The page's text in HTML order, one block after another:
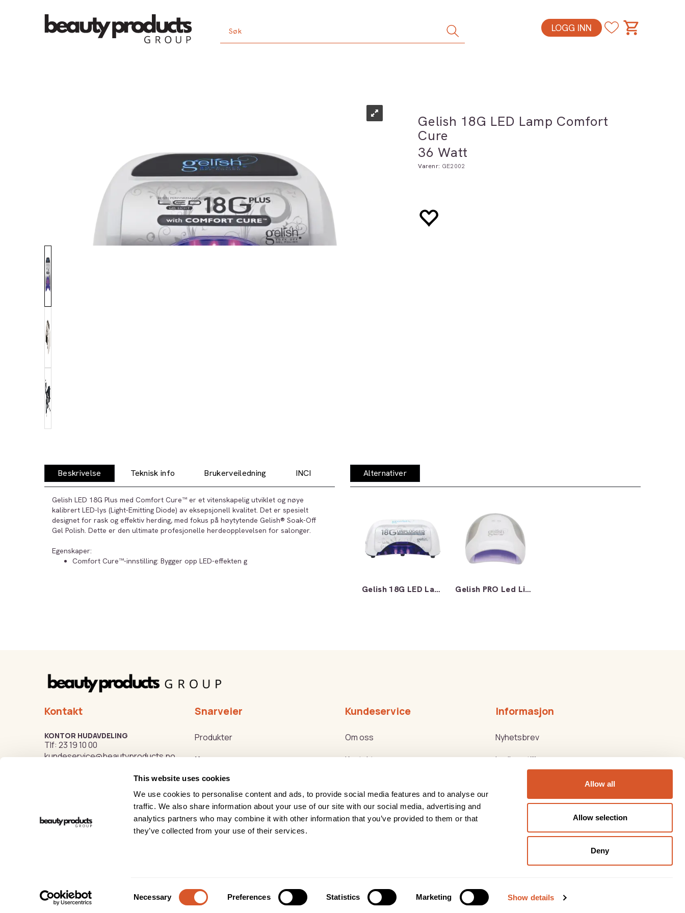
This website uses cookies
We use cookies to personalise content and ads, to provide social media features and to analyse our
traffic. We also share information about your use of our site with our social media, advertising and
analytics partners who may combine it with other information that you’ve provided to them or that
they’ve collected from your use of their services.
Necessary Preferences Statistics Marketing Show details
Allow all
Allow selection
Deny
LOGG INN
Gelish 18G LED Lamp Comfort
Cure
36 Watt
Varenr: GE2002
Beskrivelse Teknisk info Brukerveiledning INCI
Gelish LED 18G Plus med Comfort Cure™ er et vitenskapelig utviklet og nøye
kalibrert LED-lys (Light-Emitting Diode) av eksepsjonell kvalitet. Det er spesielt
designet for rask og effektiv herding, med fokus på høytytende Gelish® Soak-Off
Gel Polish. Dette er den ultimate profesjonelle herdeopplevelsen for salonger.
Egenskaper:
Comfort Cure™-innstilling: Bygger opp LED-effekten g
Alternativer
Gelish 18G LED Lamp Unplugged Gelish PRO Led Light Lamp
Kontakt
KONTOR HUDAVDELING
Tlf: 23 19 10 00
kundeservice@beautyproducts.no
Org: 967110167
Lørenveien 37, 0585 Oslo
Snarveier
Produkter
Kurs
Varemerker
Beauty og Helse Akademiet
Hygge- og nyttemøter
Kundeservice
Om oss
Kontakt oss
Reklamasjon og retur
Informasjon
Nyhetsbrev
Ledige stillinger
Kjøps-/Leveringsbetingelser
Beauty Products
Thorsen Biovital
Vi tar forbehold om trykkkfeil på nettsiden. Personvernerklæring Åpenhetsloven
Copyright © 2026 Beauty Products Thorsen AS - All rights reserved Forretningssystem nettbutikkløsninglevert av